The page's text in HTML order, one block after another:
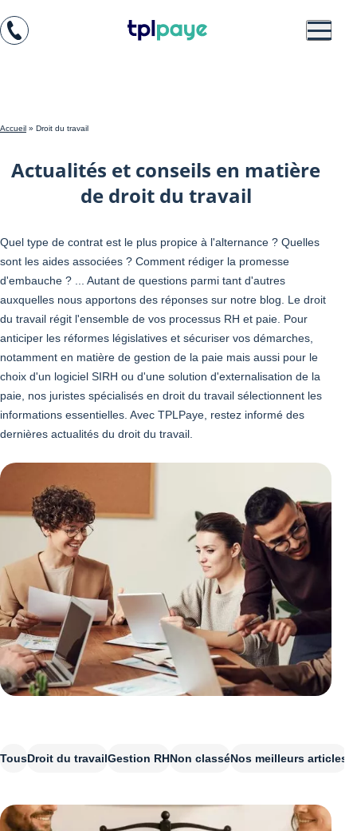
Skip
Aller au
Accueil » Droit du travail
Actualités et conseils en matière
de droit du travail
Quel type de contrat est le plus propice à l'alternance ? Quelles
sont les aides associées ? Comment rédiger la promesse
d'embauche ? ... Autant de questions parmi tant d'autres
auxquelles nous apportons des réponses sur notre blog. Le droit
du travail régit l'ensemble de vos processus RH et paie. Pour
anticiper les réformes législatives et sécuriser vos démarches,
notamment en matière de gestion de la paie mais aussi pour le
choix d'un logiciel SIRH ou d'une solution d'externalisation de la
paie, nos juristes spécialisés en droit du travail sélectionnent les
informations essentielles. Avec TPLPaye, restez informé des
dernières actualités du droit du travail.
TousDroit du travailGestion RHNon classéNos meilleurs articles